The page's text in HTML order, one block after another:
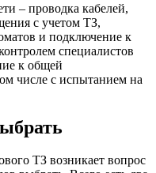
– проводка кабелей,
с учетом ТЗ,
и подключение к
специалистов
к общей
числе с испытанием на
ТЗ возникает вопрос